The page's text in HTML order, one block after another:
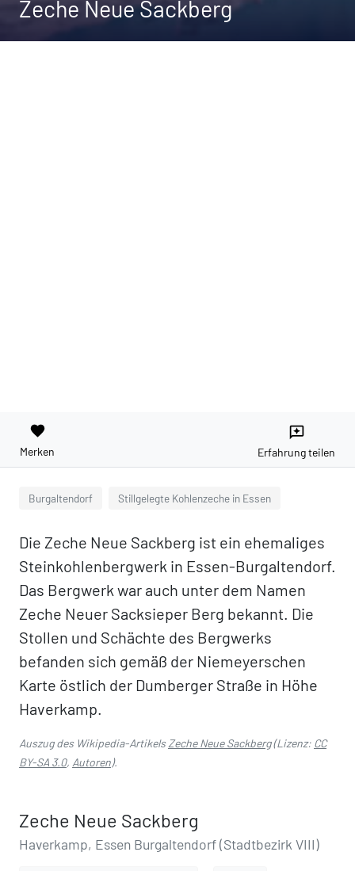
Zeche Neue Sackberg
favorite
Merken
reviews
Erfahrung teilen
Burgaltendorf Stillgelegte Kohlenzeche in Essen
Die Zeche Neue Sackberg ist ein ehemaliges
Steinkohlenbergwerk in Essen-Burgaltendorf.
Das Bergwerk war auch unter dem Namen
Zeche Neuer Sacksieper Berg bekannt. Die
Stollen und Schächte des Bergwerks
befanden sich gemäß der Niemeyerschen
Karte östlich der Dumberger Straße in Höhe
Haverkamp.
Auszug des Wikipedia-ArtikelsZeche Neue Sackberg(Lizenz: CC
BY-SA 3.0, Autoren).
Zeche Neue Sackberg
Haverkamp, Essen Burgaltendorf (Stadtbezirk VIII)